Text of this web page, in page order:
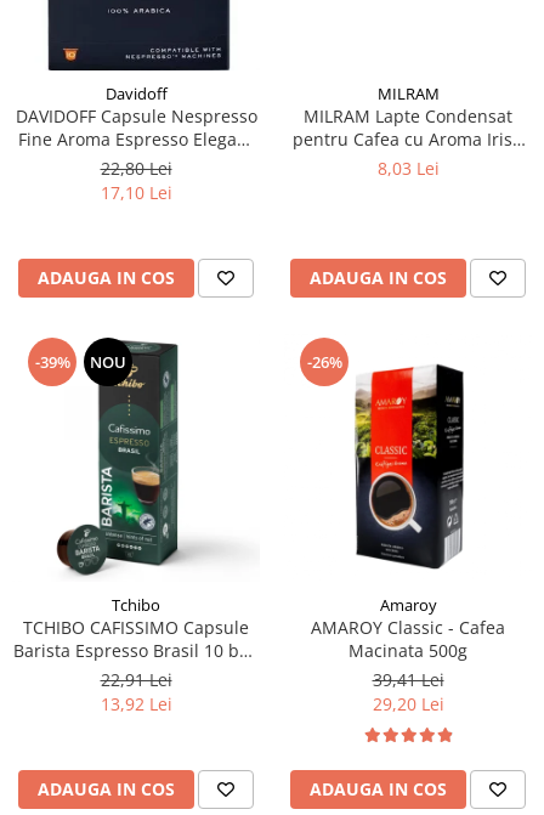
Davidoff
DAVIDOFF Capsule Nespresso
Fine Aroma Espresso Elegant
& Fragrant 10x5.5g
22,80 Lei
17,10 Lei
ADAUGA IN COS
MILRAM
MILRAM Lapte Condensat
pentru Cafea cu Aroma Irish
Cream 10x14g
8,03 Lei
ADAUGA IN COS
-39% NOU
Tchibo
TCHIBO CAFISSIMO Capsule
Barista Espresso Brasil 10 buc
80g (27.10.2026)
22,91 Lei
13,92 Lei
ADAUGA IN COS
-26%
Amaroy
AMAROY Classic - Cafea
Macinata 500g
39,41 Lei
29,20 Lei
ADAUGA IN COS